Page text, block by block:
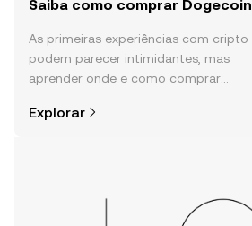
Saiba como comprar Dogecoin
As primeiras experiências com cripto
podem parecer intimidantes, mas
aprender onde e como comprar
Começa a tua viagem na aplicação
Explorar